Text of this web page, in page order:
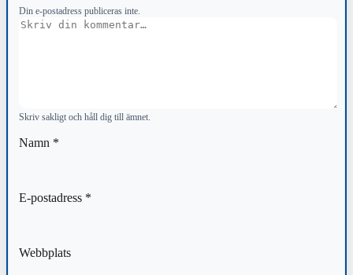
Din e-postadress publiceras inte.
Kommentar
Skriv sakligt och håll dig till ämnet.
Namn *
E-postadress *
Webbplats